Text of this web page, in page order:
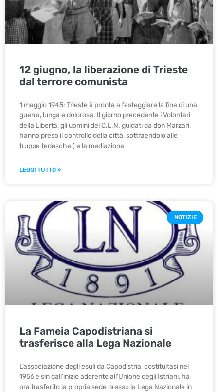
12 giugno, la liberazione di Trieste
dal terrore comunista
1 maggio 1945: Trieste è pronta a festeggiare la fine di una
guerra, lunga e dolorosa. Il giorno precedente i Volontari
della Libertà, gli uomini del C.L.N. guidati da don Marzari,
hanno preso il controllo della città, sottraendolo alle
truppe tedesche ( e la mediazione
LEGGI TUTTO »
NOTIZIE
La Fameia Capodistriana si
trasferisce alla Lega Nazionale
​L’associazione degli esuli da Capodistria, costituitasi nel
1956 e sin dall’inizio aderente all’Unione degli Istriani, ha
ora trasferito la propria sede presso la Lega Nazionale in